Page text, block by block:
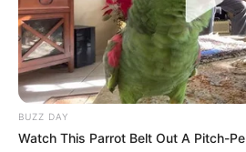
BUZZ DAY
Watch This Parrot Belt Out A Pitch-